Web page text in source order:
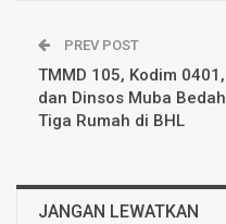
PREV POST
TMMD 105, Kodim 0401,
dan Dinsos Muba Bedah
Tiga Rumah di BHL
JANGAN LEWATKAN